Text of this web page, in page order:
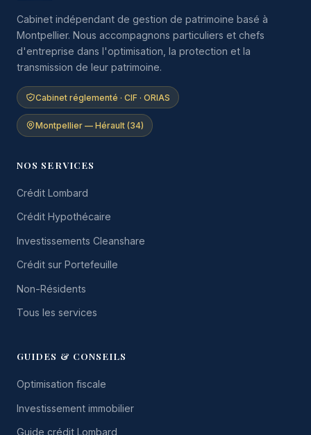
Cabinet indépendant de gestion de patrimoine basé à
Montpellier. Nous accompagnons particuliers et chefs
d'entreprise dans l'optimisation, la protection et la
transmission de leur patrimoine.
Cabinet réglementé · CIF · ORIAS
Montpellier — Hérault (34)
NOS SERVICES
Crédit Lombard
Crédit Hypothécaire
Investissements Cleanshare
Crédit sur Portefeuille
Non-Résidents
Tous les services
GUIDES & CONSEILS
Optimisation fiscale
Investissement immobilier
Guide crédit Lombard